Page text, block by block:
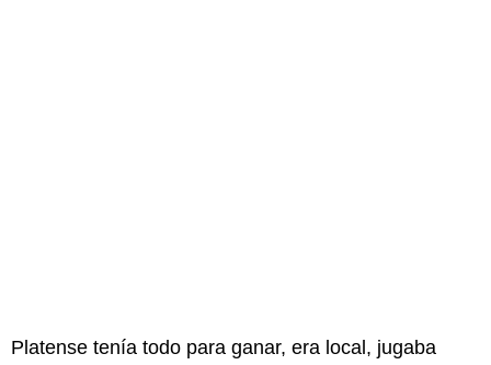
Platense tenía todo para ganar, era local, jugaba